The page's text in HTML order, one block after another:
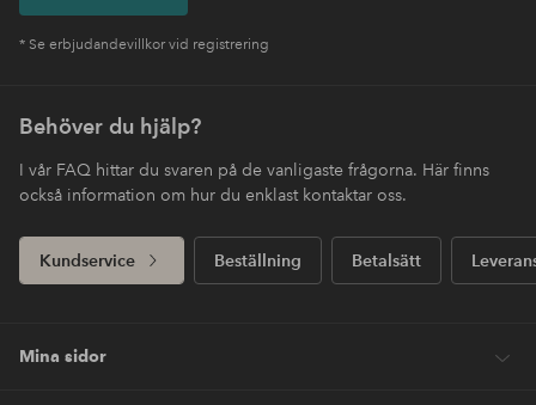
* Se erbjudandevillkor vid registrering
Behöver du hjälp?
I vår FAQ hittar du svaren på de vanligaste frågorna. Här finns
också information om hur du enklast kontaktar oss.
Kundservice Beställning Betalsätt
Mina sidor